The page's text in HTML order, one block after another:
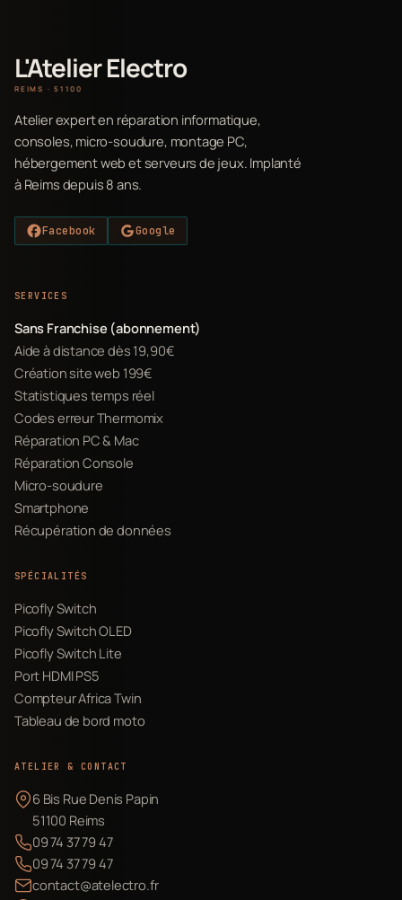
L'Atelier Electro
REIMS · 51100
Atelier expert en réparation informatique,
consoles, micro-soudure, montage PC,
hébergement web et serveurs de jeux. Implanté
à Reims depuis 8 ans.
Facebook Google
SERVICES
Sans Franchise (abonnement)
Aide à distance dès 19,90€
Création site web 199€
Statistiques temps réel
Codes erreur Thermomix
Réparation PC & Mac
Réparation Console
Micro-soudure
Smartphone
Récupération de données
SPÉCIALITÉS
Picofly Switch
Picofly Switch OLED
Picofly Switch Lite
Port HDMI PS5
Compteur Africa Twin
Tableau de bord moto
ATELIER & CONTACT
6 Bis Rue Denis Papin
51100 Reims
09 74 37 79 47
09 74 37 79 47
contact@atelectro.fr